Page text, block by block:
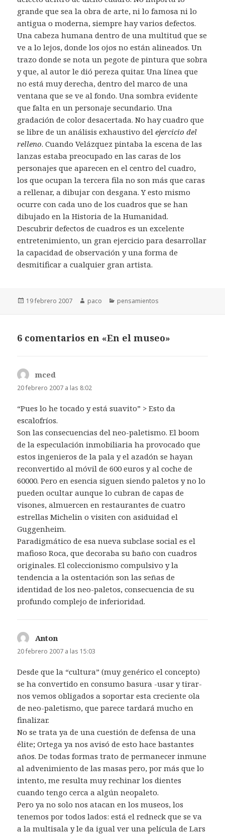
grande que sea la obra de arte, ni lo famosa ni lo
antigua o moderna, siempre hay varios defectos.
Una cabeza humana dentro de una multitud que se
ve a lo lejos, donde los ojos no están alineados. Un
trazo donde se nota un pegote de pintura que sobra
y que, al autor le dió pereza quitar. Una línea que
no está muy derecha, dentro del marco de una
ventana que se ve al fondo. Una sombra evidente
que falta en un personaje secundario. Una
gradación de color desacertada. No hay cuadro que
se libre de un análisis exhaustivo delejercicio del
relleno. Cuando Velázquez pintaba la escena de las
lanzas estaba preocupado en las caras de los
personajes que aparecen en el centro del cuadro,
los que ocupan la tercera fila no son más que caras
a rellenar, a dibujar con desgana. Y esto mismo
ocurre con cada uno de los cuadros que se han
dibujado en la Historia de la Humanidad.
Descubrir defectos de cuadros es un excelente
entretenimiento, un gran ejercicio para desarrollar
la capacidad de observación y una forma de
desmitificar a cualquier gran artista.
Publicado
19 febrero 2007 Autor
paco Categorías
pensamientos
6 comentarios en «En el museo»
mced
20 febrero 2007 a las 8:02
“Pues lo he tocado y está suavito” > Esto da
escalofríos.
Son las consecuencias del neo-paletismo. El boom
de la especulación inmobiliaria ha provocado que
estos ingenieros de la pala y el azadón se hayan
reconvertido al móvil de 600 euros y al coche de
60000. Pero en esencia siguen siendo paletos y no lo
pueden ocultar aunque lo cubran de capas de
visones, almuercen en restaurantes de cuatro
estrellas Michelin o visiten con asiduidad el
Guggenheim.
Paradigmático de esa nueva subclase social es el
mafioso Roca, que decoraba su baño con cuadros
originales. El coleccionismo compulsivo y la
tendencia a la ostentación son las señas de
identidad de los neo-paletos, consecuencia de su
profundo complejo de inferioridad.
Anton
20 febrero 2007 a las 15:03
Desde que la “cultura” (muy genérico el concepto)
se ha convertido en consumo basura -usar y tirar-
nos vemos obligados a soportar esta creciente ola
de neo-paletismo, que parece tardará mucho en
finalizar.
No se trata ya de una cuestión de defensa de una
élite; Ortega ya nos avisó de esto hace bastantes
años. De todas formas trato de permanecer inmune
al advenimiento de las masas pero, por más que lo
intento, me resulta muy rechinar los dientes
cuando tengo cerca a algún neopaleto.
Pero ya no solo nos atacan en los museos, los
tenemos por todos lados: está el redneck que se va
a la multisala y le da igual ver una película de Lars